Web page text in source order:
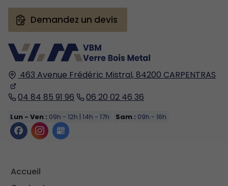
463 Avenue Frédéric Mistral,84200 CARPENTRAS
04 84 85 91 96
06 20 02 46 36
Lun - Ven : 09h - 12h | 14h - 17h Sam : 09h - 16h
Accueil
Demandez un devis